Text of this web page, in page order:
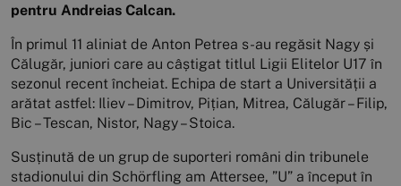
pentru Andreias Calcan.
În primul 11 aliniat de Anton Petrea s-au regăsit Nagy și
Călugăr, juniori care au câștigat titlul Ligii Elitelor U17 în
sezonul recent încheiat. Echipa de start a Universității a
arătat astfel: Iliev – Dimitrov, Pițian, Mitrea, Călugăr – Filip,
Bic – Tescan, Nistor, Nagy – Stoica.
Susținută de un grup de suporteri români din tribunele
stadionului din Schörfling am Attersee, ”U” a început în